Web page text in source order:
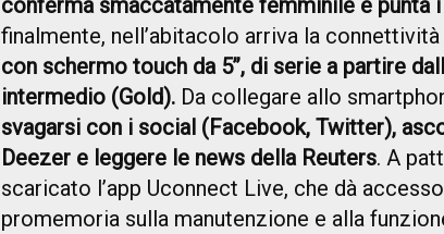
conferma smaccatamente femminile e punta
finalmente, nell’abitacolo arriva la
con schermo touch da 5’’, di serie a partire
intermedio (Gold). Da collegare allo
svagarsi con i social (Facebook, Twitter),
Deezer e leggere le news della Reuters. A
scaricato l’app Uconnect Live, che dà
promemoria sulla manutenzione e alla